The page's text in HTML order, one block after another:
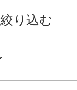
り込む